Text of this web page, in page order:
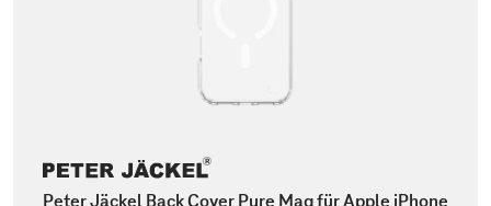
Peter Jäckel Back Cover Pure Mag für Apple iPhone